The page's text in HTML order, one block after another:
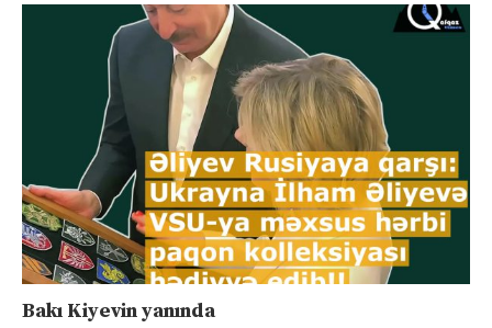
Bakı Kiyevin yanında